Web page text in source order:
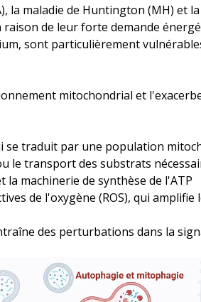
la maladie de Huntington (MH) et
raison de leur forte demande
sont particulièrement
mitochondrial et
se traduit par une population
le transport des substrats
machinerie de synthèse de l'ATP
de l'oxygène (ROS), qui
des perturbations dans la